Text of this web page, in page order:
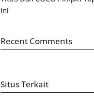
Ini
Recent Comments
Situs Terkait